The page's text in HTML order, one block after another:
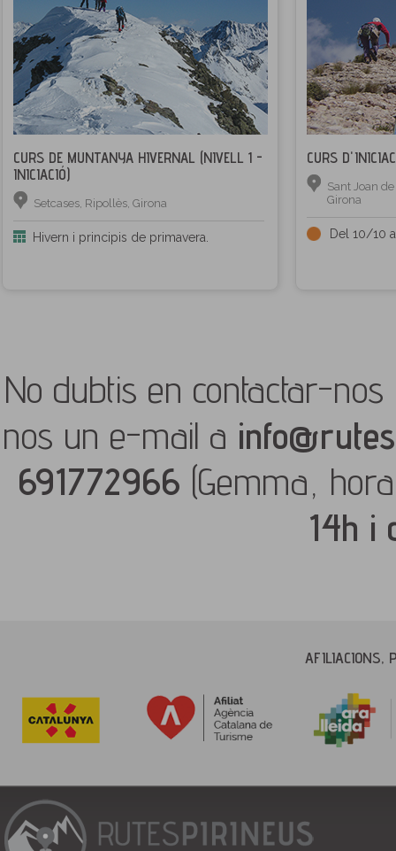
CURS DE MUNTANYA HIVERNAL (NIVELL 1 -
INICIACIÓ)
Setcases, Ripollès, Girona
Hivern i principis de primavera.
CURS
Sant Joan
Girona
Del 10/10
No dubtis en contactar-
nos un e-mail a
691772966 (Gemma,
14h i
AFILIACIONS,